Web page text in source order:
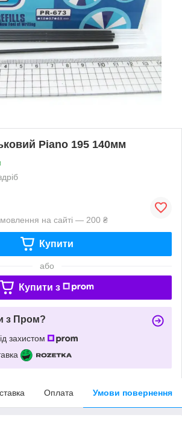
Piano 195 140мм
на сайті — 200 ₴
Купити
або
Купити з
з Пром?
захистом
Оплата Умови повернення